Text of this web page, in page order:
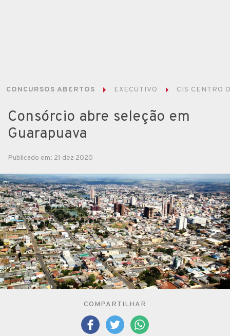
CONCURSOS ABERTOS EXECUTIVO CIS CENTRO
Consórcio abre seleção em
Guarapuava
Publicado em: 21 dez 2020
COMPARTILHAR